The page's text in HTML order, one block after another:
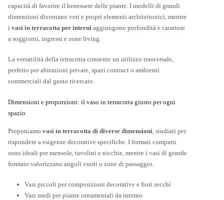
capacità di favorire il benessere delle piante. I modelli di grandi
dimensioni diventano veri e propri elementi architettonici, mentre
i vasi in terracotta per interni aggiungono profondità e carattere
a soggiorni, ingressi e zone living.
La versatilità della terracotta consente un utilizzo trasversale,
perfetto per abitazioni private, spazi contract o ambienti
commerciali dal gusto ricercato.
Dimensioni e proporzioni: il vaso in terracotta giusto per ogni
spazio
Proponiamo vasi in terracotta di diverse dimensioni , studiati per
rispondere a esigenze decorative specifiche. I formati compatti
sono ideali per mensole, tavolini e nicchie, mentre i vasi di grande
formato valorizzano angoli vuoti o zone di passaggio.
Vasi piccoli per composizioni decorative e fiori secchi
Vasi medi per piante ornamentali da interno